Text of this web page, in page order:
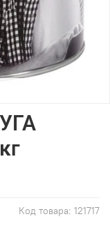
Код товара: 121717